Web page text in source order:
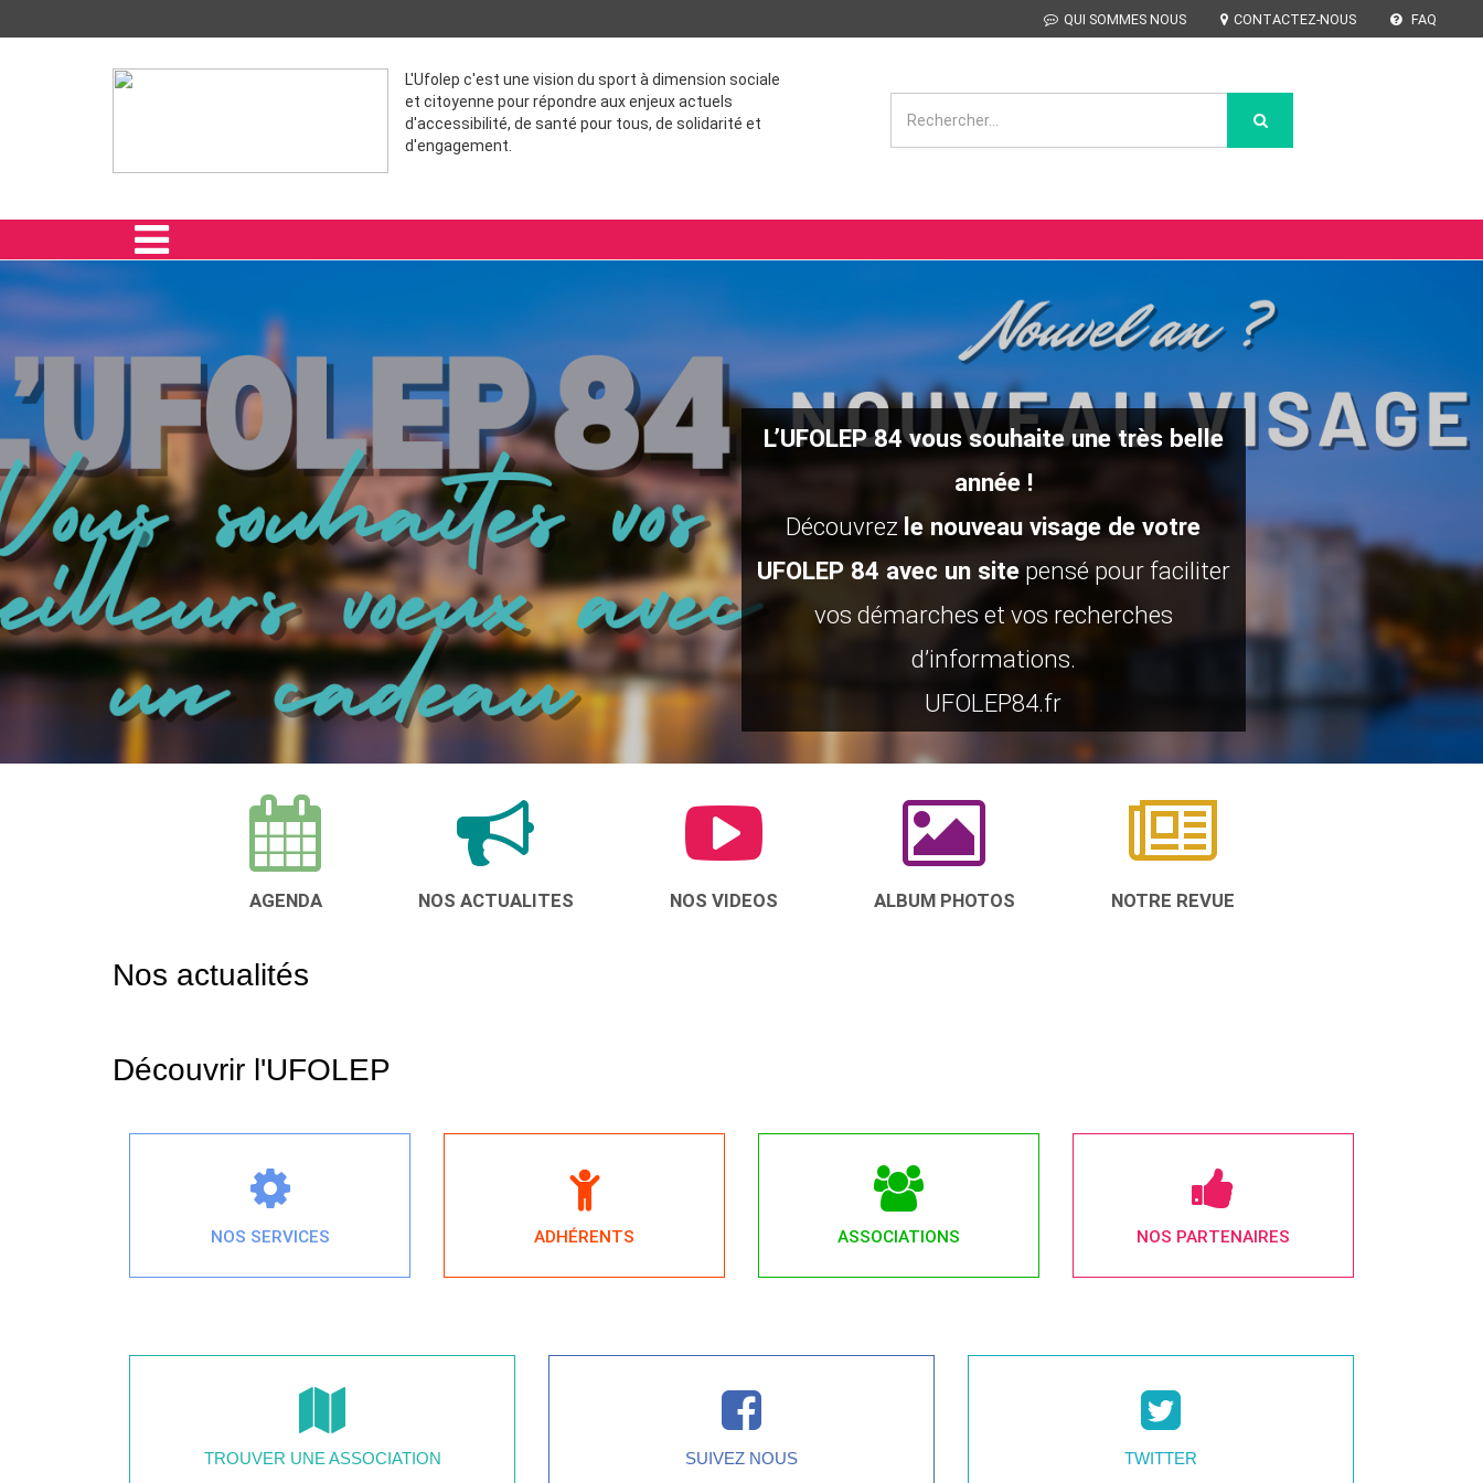
QUI SOMMES NOUS CONTACTEZ-NOUS FAQ
L'Ufolep c'est une vision du sport à dimension sociale
et citoyenne pour répondre aux enjeux actuels
d'accessibilité, de santé pour tous, de solidarité et
d'engagement.
SPORTIVES
FORMATION
VIE ASSOCIATIVE
ADHÉRER
NOTRE ORGANISME DE FORMATION
L’UFOLEP 84 vous souhaite une très belle
année !
Découvrezle nouveau visage de votre
UFOLEP 84 avec un sitepensé pour faciliter
vos démarches et vos recherches
d’informations.
UFOLEP84.fr
AGENDA NOS ACTUALITES NOS VIDEOS ALBUM PHOTOS NOTRE REVUE
Nos actualités
Découvrir l'UFOLEP
NOS SERVICES ADHÉRENTS ASSOCIATIONS NOS PARTENAIRES
TROUVER UNE ASSOCIATION SUIVEZ NOUS TWITTER